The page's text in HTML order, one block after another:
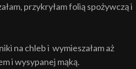
przykryłam folią spożywczą i
na chleb i wymieszałam aż
i wysypanej mąką.